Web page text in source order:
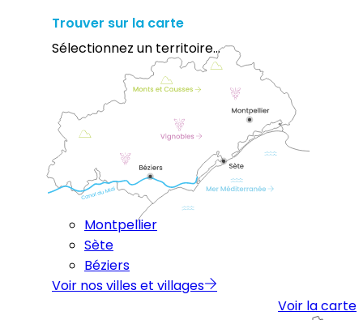
Trouver sur la carte
Sélectionnez un territoire...
Montpellier
Sète
Béziers
Voir nos villes et villages
Voir la carte